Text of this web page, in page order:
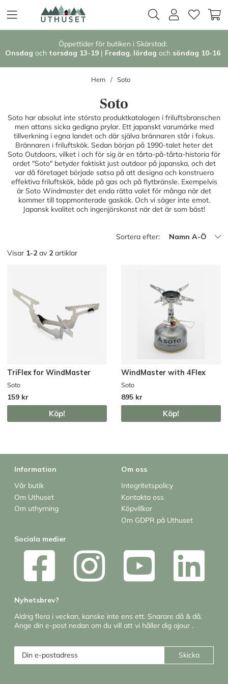
Öppettider för butiken i Skärstad:
Onsdag och torsdag 13-19 | Fredag, lördag och söndag 10-16
Hem Soto
Soto
Soto har absolut inte största produktkatalogen i friluftsbranschen
men attans sicka gedigna prylar. Ett japanskt varumärke med
tillverkning i egna landet och där själva brännaren står i fokus.
Brännaren i friluftskök. Sedan början på 1990-talet heter det
Soto Outdoors, vilket i och för sig är en tårta-på-tårta-historia för
ordet "Soto" betyder faktiskt just outdoor på japanska, och det
var då företaget började satsa på att designa och konstruera
effektiva friluftskök, både på gas och på flytbränsle. Exempelvis
är Soto Windmaster det enda rätta valet för många när det
kommer till toppmonterade gaskök. Och vi säger inte emot.
Japansk kvalitet och ingenjörskonst när det är som bäst!
Sortera efter:
Namn A-Ö
Visar 1-2 av 2 artiklar
TriFlex for WindMaster
Soto
159 kr
Köp!
WindMaster with 4Flex
Soto
895 kr
Köp!
Information
Vår butik
Om Uthuset
Om uthyrning
Om oss
Integritetspolicy
Kontakta oss
Köpvillkor
Om GDPR på Uthuset
Sociala medier
Nyhetsbrev?
Aldrig flera i veckan, kanske inte ens ett. Snarare då & då.
Ange din e-post nedan om du vill att vi håller dig ajour .
Skicka